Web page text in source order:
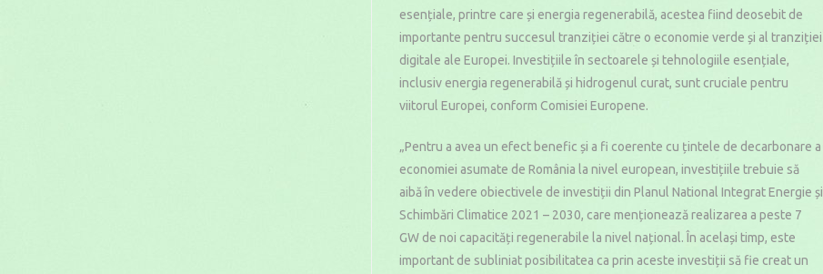
esențiale, printre care și energia regenerabilă, acestea fiind deosebit de
importante pentru succesul tranziției către o economie verde și al tranziției
digitale ale Europei. Investițiile în sectoarele și tehnologiile esențiale,
inclusiv energia regenerabilă și hidrogenul curat, sunt cruciale pentru
viitorul Europei, conform Comisiei Europene.
„Pentru a avea un efect benefic și a fi coerente cu țintele de decarbonare a
economiei asumate de România la nivel european, investițiile trebuie să
aibă în vedere obiectivele de investiții din Planul National Integrat Energie și
Schimbări Climatice 2021 – 2030, care menționează realizarea a peste 7
GW de noi capacități regenerabile la nivel național. În același timp, este
important de subliniat posibilitatea ca prin aceste investiții să fie creat un